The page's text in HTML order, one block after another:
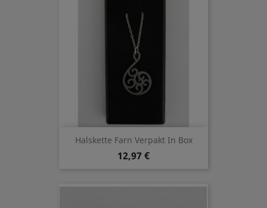
Halskette Farn Verpakt In Box
12,97 €